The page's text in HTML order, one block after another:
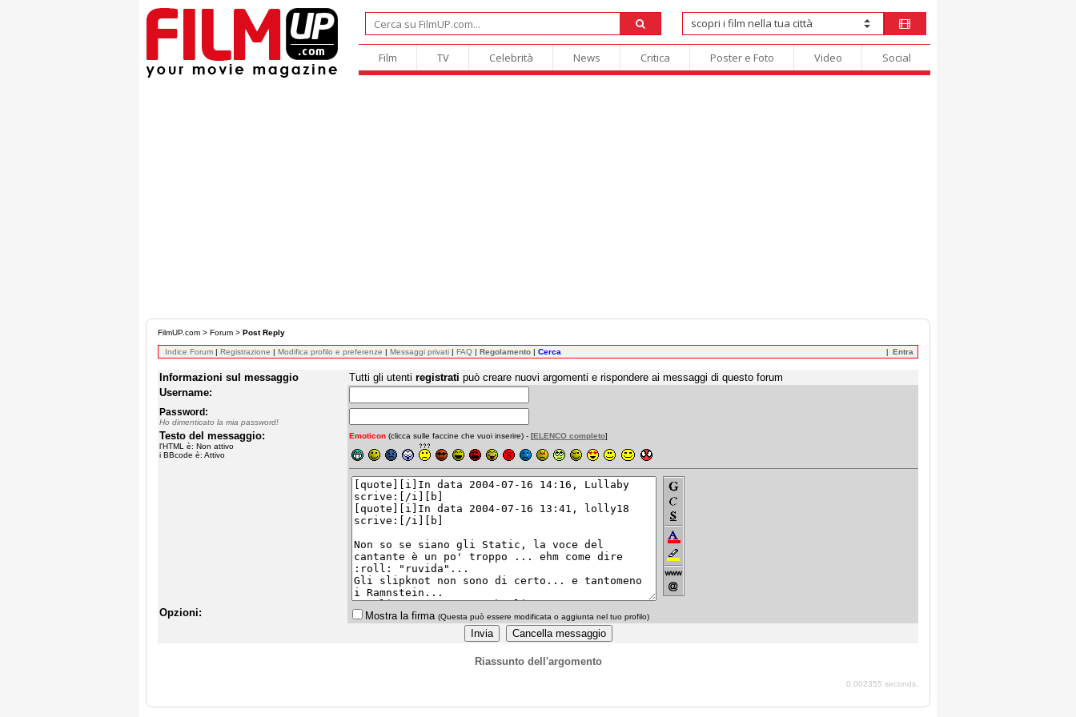
Film TV Celebrità News Critica Poster e Foto Video Social
FilmUP.com > Forum > Post Reply
Indice Forum | Registrazione | Modifica profilo e preferenze | Messaggi privati | FAQ | Regolamento | Cerca Entra
Informazioni sul messaggio Tutti gli utenti registrati può creare nuovi argomenti e rispondere ai messaggi di questo forum
Username:
Password:
Ho dimenticato la mia password!
Testo del messaggio:
l'HTML è: Non attivo
i BBcode è: Attivo
Emoticon (clicca sulle faccine che vuoi inserire) - [ELENCO completo]
Opzioni: Mostra la firma (Questa può essere modificata o aggiunta nel tuo profilo)
Riassunto dell'argomento
0.002355 seconds.